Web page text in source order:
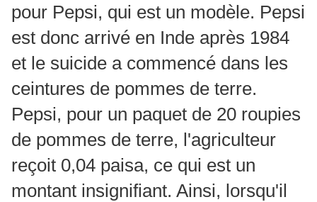
pour Pepsi, qui est un modèle. Pepsi
est donc arrivé en Inde après 1984
et le suicide a commencé dans les
ceintures de pommes de terre.
Pepsi, pour un paquet de 20 roupies
de pommes de terre, l'agriculteur
reçoit 0,04 paisa, ce qui est un
montant insignifiant. Ainsi, lorsqu'il